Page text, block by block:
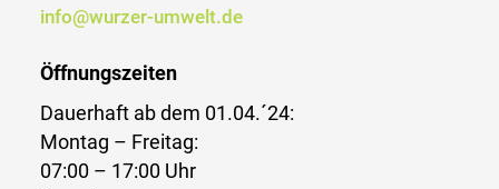
info@wurzer-umwelt.de
Öffnungszeiten
Dauerhaft ab dem 01.04.´24:
Montag – Freitag:
07:00 – 17:00 Uhr